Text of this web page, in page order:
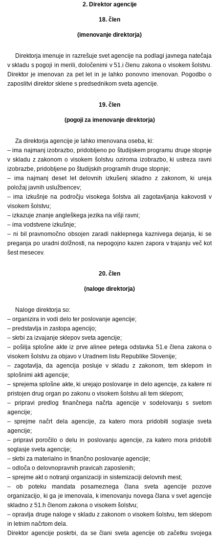
2. Direktor agencije
18. člen
(imenovanje direktorja)
Direktorja imenuje in razrešuje svet agencije na podlagi javnega natečaja
v skladu s pogoji in merili, določenimi v 51.i členu zakona o visokem šolstvu.
Direktor je imenovan za pet let in je lahko ponovno imenovan. Pogodbo o
zaposlitvi direktor sklene s predsednikom sveta agencije.
19. člen
(pogoji za imenovanje direktorja)
Za direktorja agencije je lahko imenovana oseba, ki:
– ima najmanj izobrazbo, pridobljeno po študijskem programu druge stopnje
v skladu z zakonom o visokem šolstvu oziroma izobrazbo, ki ustreza ravni
izobrazbe, pridobljene po študijskih programih druge stopnje;
– ima najmanj deset let delovnih izkušenj skladno z zakonom, ki ureja
položaj javnih uslužbencev;
– ima izkušnje na področju visokega šolstva ali zagotavljanja kakovosti v
visokem šolstvu;
– izkazuje znanje angleškega jezika na višji ravni;
– ima vodstvene izkušnje;
– ni bil pravnomočno obsojen zaradi naklepnega kaznivega dejanja, ki se
preganja po uradni dolžnosti, na nepogojno kazen zapora v trajanju več kot
šest mesecev.
20. člen
(naloge direktorja)
Naloge direktorja so:
– organizira in vodi delo ter poslovanje agencije;
– predstavlja in zastopa agencijo;
– skrbi za izvajanje sklepov sveta agencije;
– pošilja splošne akte iz prve alinee petega odstavka 51.e člena zakona o
visokem šolstvu za objavo v Uradnem listu Republike Slovenije;
– zagotavlja, da agencija posluje v skladu z zakonom, tem sklepom in
splošnimi akti agencije;
– sprejema splošne akte, ki urejajo poslovanje in delo agencije, za katere ni
pristojen drug organ po zakonu o visokem šolstvu ali tem sklepom;
– pripravi predlog finančnega načrta agencije v sodelovanju s svetom
agencije;
– sprejme načrt dela agencije, za katero mora pridobiti soglasje sveta
agencije;
– pripravi poročilo o delu in poslovanju agencije, za katero mora pridobiti
soglasje sveta agencije;
– skrbi za materialno in finančno poslovanje agencije;
– odloča o delovnopravnih pravicah zaposlenih;
– sprejme akt o notranji organizaciji in sistemizaciji delovnih mest;
– ob poteku mandata posameznega člana sveta agencije pozove
organizacijo, ki ga je imenovala, k imenovanju novega člana v svet agencije
skladno z 51.h členom zakona o visokem šolstvu;
– opravlja druge naloge v skladu z zakonom o visokem šolstvu, tem sklepom
in letnim načrtom dela.
Direktor agencije poskrbi, da se člani sveta agencije ob začetku svojega